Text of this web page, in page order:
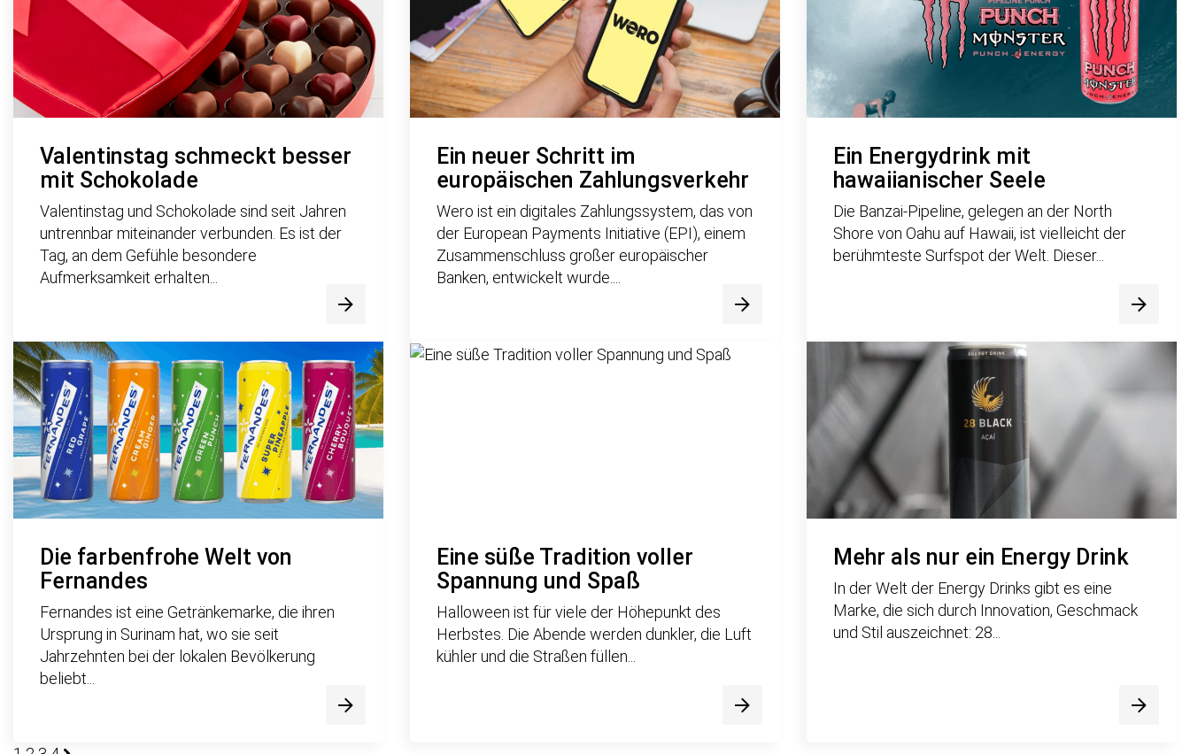
Valentinstag schmeckt besser
mit Schokolade
Valentinstag und Schokolade sind seit Jahren
untrennbar miteinander verbunden. Es ist der
Tag, an dem Gefühle besondere
Aufmerksamkeit erhalten...
Ein neuer Schritt im
europäischen Zahlungsverkehr
Wero ist ein digitales Zahlungssystem, das von
der European Payments Initiative (EPI), einem
Zusammenschluss großer europäischer
Banken, entwickelt wurde....
Ein Energydrink mit
hawaiianischer Seele
Die Banzai-Pipeline, gelegen an der North
Shore von Oahu auf Hawaii, ist vielleicht der
berühmteste Surfspot der Welt. Dieser...
Die farbenfrohe Welt von
Fernandes
Fernandes ist eine Getränkemarke, die ihren
Ursprung in Surinam hat, wo sie seit
Jahrzehnten bei der lokalen Bevölkerung
beliebt...
Eine süße Tradition voller
Spannung und Spaß
Halloween ist für viele der Höhepunkt des
Herbstes. Die Abende werden dunkler, die Luft
kühler und die Straßen füllen...
Mehr als nur ein Energy Drink
In der Welt der Energy Drinks gibt es eine
Marke, die sich durch Innovation, Geschmack
und Stil auszeichnet: 28...